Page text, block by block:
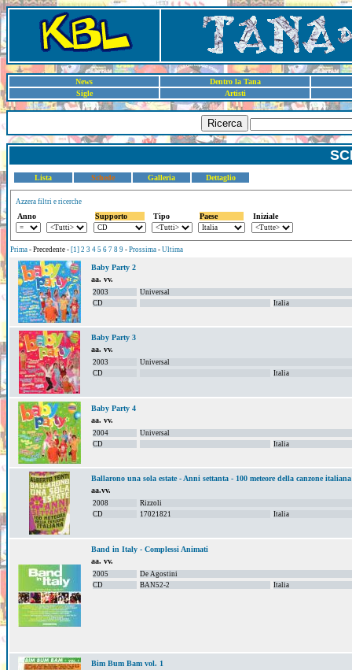
News
Dentro la Tana
Sigle
Artisti
Ricerca
Lista Schede Galleria Dettaglio
Azzera filtri e ricerche
Anno Supporto Tipo Paese Iniziale
Prima - Precedente - [1] 2 3 4 5 6 7 8 9 - Prossima - Ultima
Baby Party 2
aa. vv.
2003
Universal
CD
Italia
Baby Party 3
aa. vv.
2003
Universal
CD
Italia
Baby Party 4
aa. vv.
2004
Universal
CD
Italia
Ballarono una sola estate - Anni settanta - 100 meteore della canzone italiana
aa.vv.
2008
Rizzoli
CD
17021821 Italia
Band in Italy - Complessi Animati
aa. vv.
2005
De Agostini
CD
BAN52-2 Italia
Bim Bum Bam vol. 1